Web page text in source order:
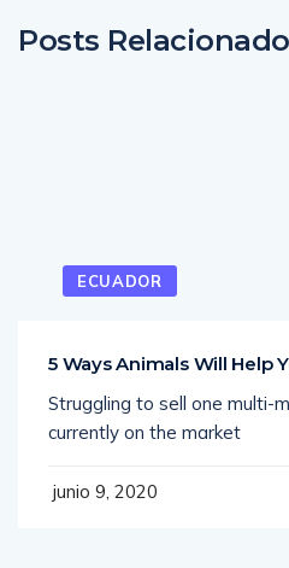
Posts
ECUADOR
5 Ways Animals Will Help
Struggling to sell one multi-
currently on the market
junio 9, 2020